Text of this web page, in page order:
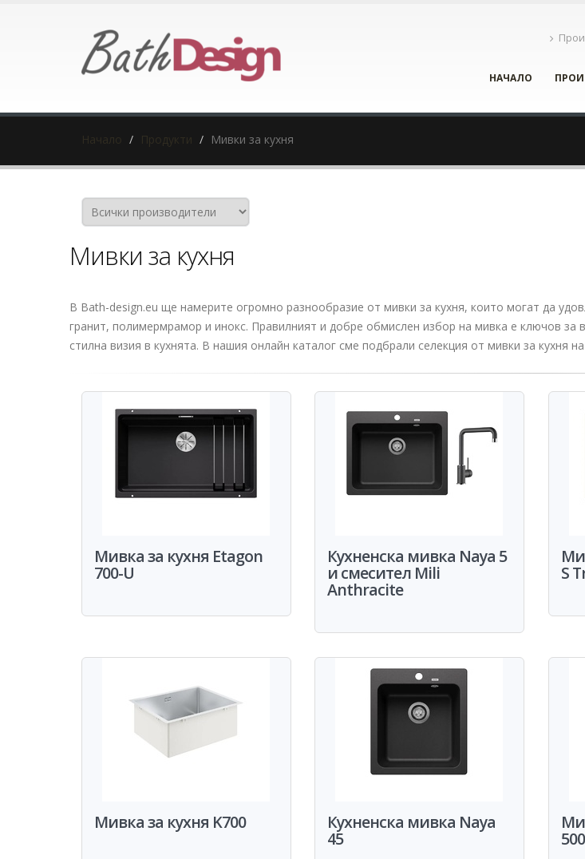
НАЧАЛО
Начало Продукти Мивки за кухня
Мивки за кухня
В Bath-design.eu ще намерите огромно разнообразие от мивки за кухня, които могат да
гранит, полимермрамор и инокс. Правилният и добре обмислен избор на мивка е ключов за
стилна визия в кухнята. В нашия онлайн каталог сме подбрали селекция от мивки за кухня
Мивка за кухня Etagon
700-U
Кухненска мивка Naya 5
и смесител Mili
Anthracite
S
Мивка за кухня K700 Кухненска мивка Naya
45